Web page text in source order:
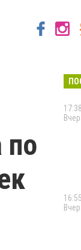
по
17:38
16:55